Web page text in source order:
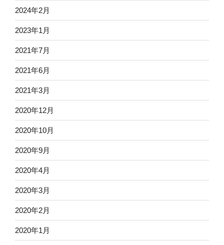
ョ
ン
2024年2月
2023年1月
2021年7月
2021年6月
2021年3月
2020年12月
2020年10月
2020年9月
2020年4月
2020年3月
2020年2月
2020年1月